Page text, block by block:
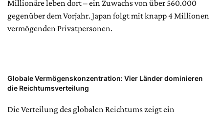
Millionäre leben dort – ein Zuwachs von über 560.000
gegenüber dem Vorjahr. Japan folgt mit knapp 4 Millionen
vermögenden Privatpersonen.
Globale Vermögenskonzentration: Vier Länder dominieren
die Reichtumsverteilung
Die Verteilung des globalen Reichtums zeigt ein